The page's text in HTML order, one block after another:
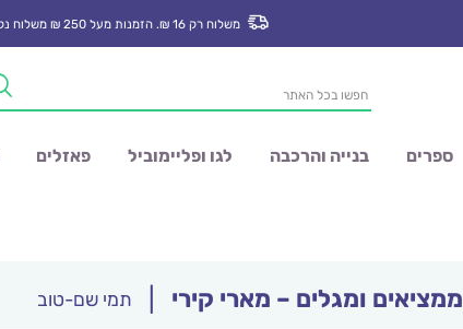
משלוח רק 16 ₪. הזמנות מעל 250 ₪ משלוח נק’ איסוף חינם
Products
search
ספרים בנייה והרכבה לגו ופליימוביל פאזלים
ממציאים ומגלים – מארי קירי תמי שם-טוב